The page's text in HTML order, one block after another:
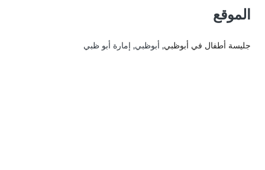
الموقع
جليسة أطفال في أبوظبي, أبوظبي, إمارة أبو ظبي